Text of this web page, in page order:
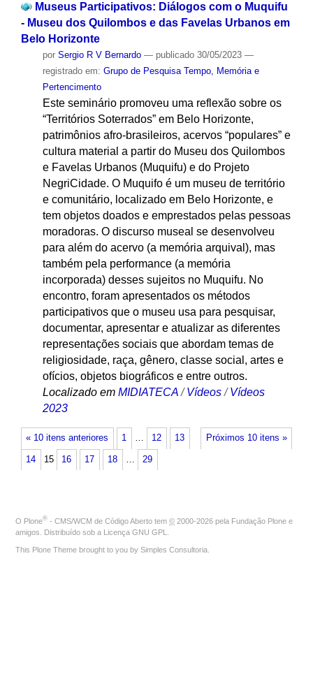
Museus Participativos: Diálogos com o Muquifu
- Museu dos Quilombos e das Favelas Urbanos em
Belo Horizonte
por Sergio R V Bernardo — publicado30/05/2023 —
registrado em: Grupo de Pesquisa Tempo, Memória e
Pertencimento
Este seminário promoveu uma reflexão sobre os
“Territórios Soterrados” em Belo Horizonte,
patrimônios afro-brasileiros, acervos “populares” e
cultura material a partir do Museu dos Quilombos
e Favelas Urbanos (Muquifu) e do Projeto
NegriCidade. O Muquifo é um museu de território
e comunitário, localizado em Belo Horizonte, e
tem objetos doados e emprestados pelas pessoas
moradoras. O discurso museal se desenvolveu
para além do acervo (a memória arquival), mas
também pela performance (a memória
incorporada) desses sujeitos no Muquifu. No
encontro, foram apresentados os métodos
participativos que o museu usa para pesquisar,
documentar, apresentar e atualizar as diferentes
representações sociais que abordam temas de
religiosidade, raça, gênero, classe social, artes e
ofícios, objetos biográficos e entre outros.
Localizado em MIDIATECA /Vídeos /Vídeos
2023
« 10 itens anteriores Próximos 10 itens »
1 … 12 13
14 15 16 17 18 … 29
O Plone® - CMS/WCM de Código Aberto tem © 2000-2026 pela Fundação Plone e
amigos. Distribuído sob a Licença GNU GPL
This Plone Theme brought to you by Simples Consultoria